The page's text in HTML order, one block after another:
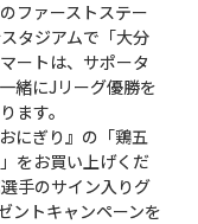
ファーストステー
タジアムで「大分
ートは、サポータ
緒にJリーグ優勝を
ます。
にぎり』の「鶏五
をお買い上げくだ
手のサイン入りグ
ントキャンペーンを